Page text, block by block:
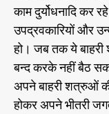
की
ख
नी
से
काम दुर्योधनादि कर
उपद्रवकारियों और
हो। जब तक ये
बन्द करके नहीं बैठ
अपने बाहरी शत्रुओं
होकर अपने भीतरी